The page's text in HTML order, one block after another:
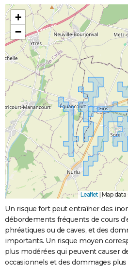
+
−
Leaflet | Map
Un risque fort peut entraîner des
débordements fréquents de cours
phréatiques ou de caves, et des
importants. Un risque moyen
plus modérées qui peuvent causer
occasionnels et des dommages